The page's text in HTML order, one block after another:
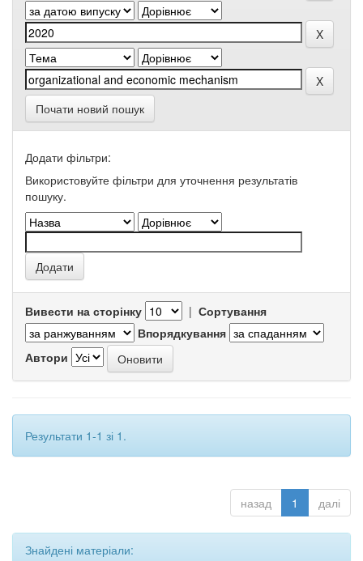
Почати новий пошук
Додати фільтри:
Використовуйте фільтри для уточнення результатів
пошуку.
Вивести на сторінку | Сортування
Впорядкування
Автори
Результати 1-1 зі 1.
назад 1 далі
Знайдені матеріали: